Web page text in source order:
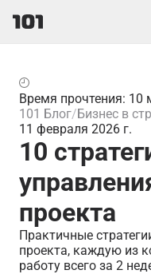
Время прочтения: 10
101 Блог Бизнес в
11 февраля 2026 г.
10
проекта
Практичные
проекта, каждую из
работу всего за 2